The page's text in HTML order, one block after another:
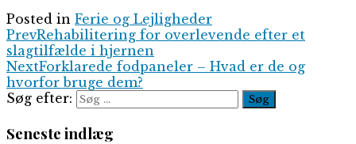
Posted in Ferie og Lejligheder
PrevRehabilitering for overlevende efter et
slagtilfælde i hjernen
NextForklarede fodpaneler – Hvad er de og
hvorfor bruge dem?
Søg efter:
Seneste indlæg